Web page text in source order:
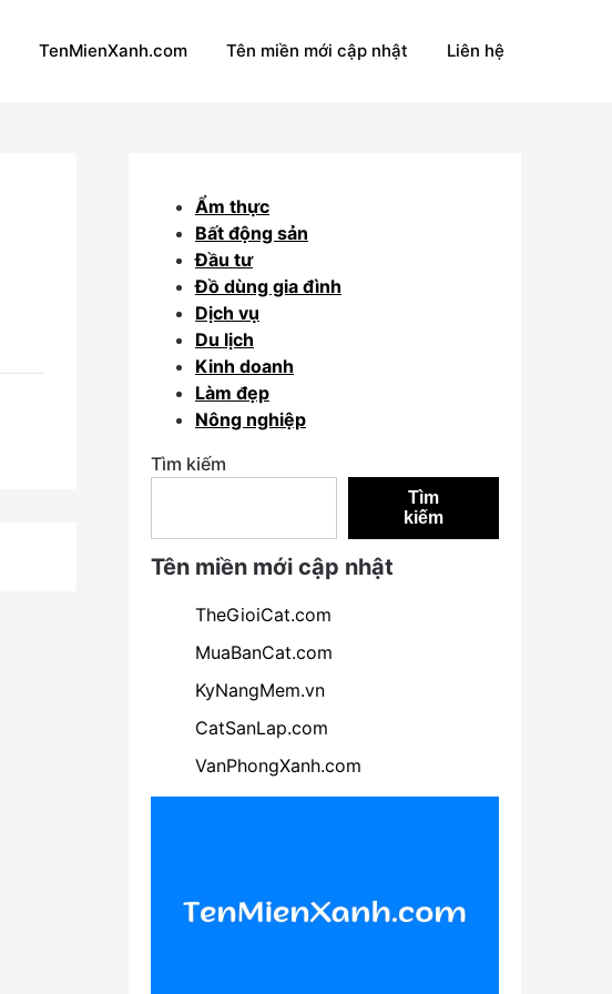
TenMienXanh.com Tên miền mới cập nhật Liên hệ
Ẩm thực
Bất động sản
Đầu tư
Đồ dùng gia đình
Dịch vụ
Du lịch
Kinh doanh
Làm đẹp
Nông nghiệp
Tìm kiếm
Tìm
kiếm
Tên miền mới cập nhật
TheGioiCat.com
MuaBanCat.com
KyNangMem.vn
CatSanLap.com
VanPhongXanh.com